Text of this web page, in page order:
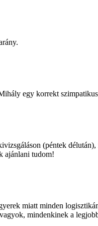
egy korrekt
(péntek
ajánlani tudom!
miatt minden
mindenkinek a